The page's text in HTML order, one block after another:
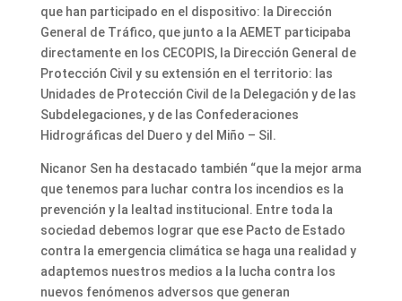
que han participado en el dispositivo: la Dirección
General de Tráfico, que junto a la AEMET participaba
directamente en los CECOPIS, la Dirección General de
Protección Civil y su extensión en el territorio: las
Unidades de Protección Civil de la Delegación y de las
Subdelegaciones, y de las Confederaciones
Hidrográficas del Duero y del Miño – Sil.
Nicanor Sen ha destacado también “que la mejor arma
que tenemos para luchar contra los incendios es la
prevención y la lealtad institucional. Entre toda la
sociedad debemos lograr que ese Pacto de Estado
contra la emergencia climática se haga una realidad y
adaptemos nuestros medios a la lucha contra los
nuevos fenómenos adversos que generan